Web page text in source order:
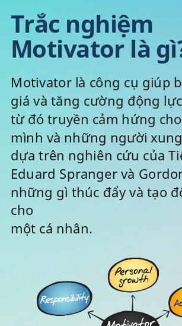
Trắc nghiệm
Motivator là
Motivator là công cụ giúp
giá và tăng cường động
từ đó truyền cảm hứng
mình và những người
dựa trên nghiên cứu của
Eduard Spranger và
những gì thúc đẩy và tạo
cho
một cá nhân.